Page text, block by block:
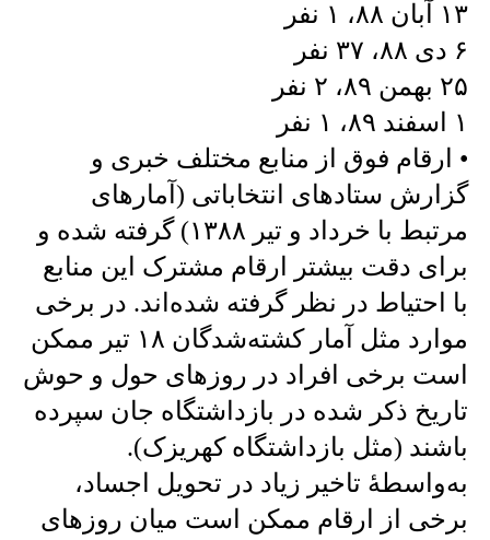
۱۳ آبان ۸۸، ۱ نفر
۶ دی ۸۸، ۳۷ نفر
۲۵ بهمن ۸۹، ۲ نفر
۱ اسفند ۸۹، ۱ نفر
• ارقام فوق از منابع مختلف خبری و
گزارش ستادهای انتخاباتی (آمارهای
مرتبط با خرداد و تیر ۱۳۸۸) گرفته شده و
برای دقت بیشتر ارقام مشترک این منابع
با احتیاط در نظر گرفته شده‌اند. در برخی
موارد مثل آمار کشته‌شدگان ۱۸ تیر ممکن
است برخی افراد در روزهای حول و حوش
تاریخ ذکر شده در بازداشتگاه جان سپرده
باشند (مثل بازداشتگاه کهریزک).
به‌واسطهٔ تاخیر زیاد در تحویل اجساد،
برخی از ارقام ممکن است میان روزهای